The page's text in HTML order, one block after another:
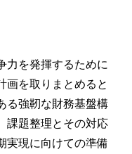
力を発揮するために
画を取りまとめると
る強靭な財務基盤構
課題整理とその対応
実現に向けての準備